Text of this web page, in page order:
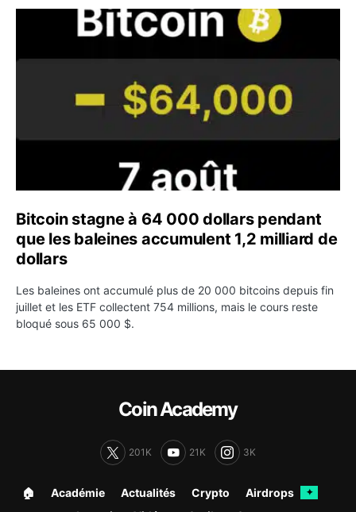
Bitcoin stagne à 64 000 dollars pendant que les
Bitcoin stagne à 64 000 dollars pendant
que les baleines accumulent 1,2 milliard de
dollars
Les baleines ont accumulé plus de 20 000 bitcoins depuis fin
juillet et les ETF collectent 754 millions, mais le cours reste
bloqué sous 65 000 $.
Coin Academy
201K 21K 3K
🏠︎ Académie Actualités Crypto Airdrops ✦